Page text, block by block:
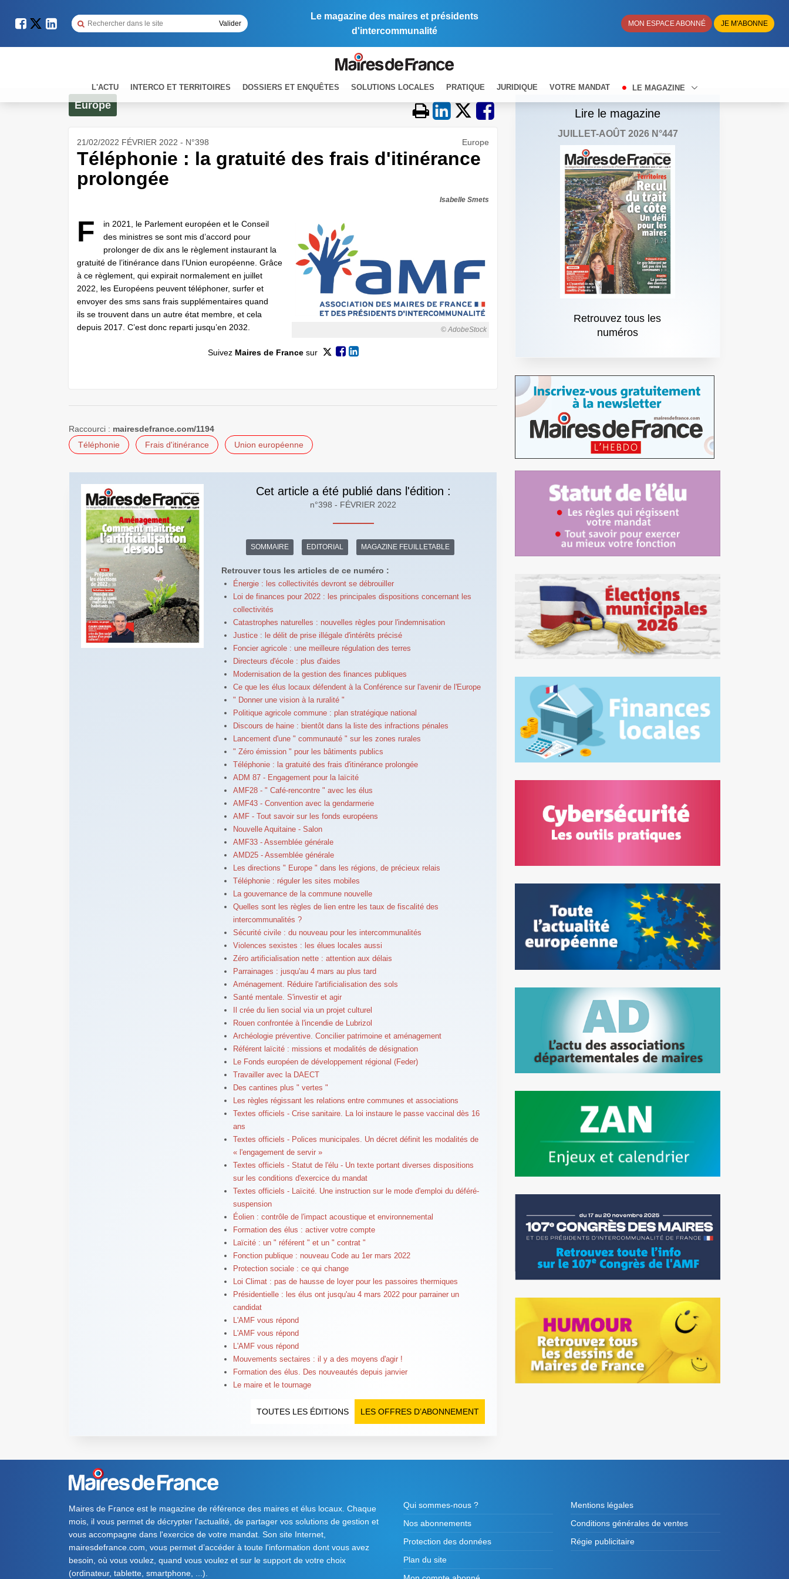
Le magazine des maires et présidents
d'intercommunalité
MON ESPACE ABONNÉ JE M'ABONNE
L'ACTU INTERCO ET TERRITOIRES DOSSIERS ET ENQUÊTES SOLUTIONS LOCALES PRATIQUE JURIDIQUE VOTRE MANDAT LE MAGAZINE
Europe
21/02/2022 FÉVRIER 2022 - N°398 Europe
Téléphonie : la gratuité des frais d'itinérance
prolongée
Isabelle Smets
© AdobeStock
F
in 2021, le Parlement européen et le Conseil
des ministres se sont mis d’accord pour
prolonger de dix ans le règlement instaurant la
gratuité de l’itinérance dans l’Union européenne. Grâce
à ce règlement, qui expirait normalement en juillet
2022, les Européens peuvent téléphoner, surfer et
envoyer des sms sans frais supplémentaires quand
ils se trouvent dans un autre état membre, et cela
depuis 2017. C’est donc reparti jusqu’en 2032.
Suivez Maires de Francesur
Raccourci : mairesdefrance.com/1194
Téléphonie
Frais d'itinérance Union européenne
Cet article a été publié dans l'édition :
n°398 - FÉVRIER 2022
SOMMAIRE EDITORIAL MAGAZINE FEUILLETABLE
Retrouver tous les articles de ce numéro :
Énergie : les collectivités devront se débrouiller
Loi de finances pour 2022 : les principales dispositions concernant les
collectivités
Catastrophes naturelles : nouvelles règles pour l'indemnisation
Justice : le délit de prise illégale d'intérêts précisé
Foncier agricole : une meilleure régulation des terres
Directeurs d'école : plus d'aides
Modernisation de la gestion des finances publiques
Ce que les élus locaux défendent à la Conférence sur l'avenir de l'Europe
" Donner une vision à la ruralité "
Politique agricole commune : plan stratégique national
Discours de haine : bientôt dans la liste des infractions pénales
Lancement d'une " communauté " sur les zones rurales
" Zéro émission " pour les bâtiments publics
Téléphonie : la gratuité des frais d'itinérance prolongée
ADM 87 - Engagement pour la laïcité
AMF28 - " Café-rencontre " avec les élus
AMF43 - Convention avec la gendarmerie
AMF - Tout savoir sur les fonds européens
Nouvelle Aquitaine - Salon
AMF33 - Assemblée générale
AMD25 - Assemblée générale
Les directions " Europe " dans les régions, de précieux relais
Téléphonie : réguler les sites mobiles
La gouvernance de la commune nouvelle
Quelles sont les règles de lien entre les taux de fiscalité des
intercommunalités ?
Sécurité civile : du nouveau pour les intercommunalités
Violences sexistes : les élues locales aussi
Zéro artificialisation nette : attention aux délais
Parrainages : jusqu'au 4 mars au plus tard
Aménagement. Réduire l'artificialisation des sols
Santé mentale. S'investir et agir
Il crée du lien social via un projet culturel
Rouen confrontée à l'incendie de Lubrizol
Archéologie préventive. Concilier patrimoine et aménagement
Référent laïcité : missions et modalités de désignation
Le Fonds européen de développement régional (Feder)
Travailler avec la DAECT
Des cantines plus " vertes "
Les règles régissant les relations entre communes et associations
Textes officiels - Crise sanitaire. La loi instaure le passe vaccinal dès 16
ans
Textes officiels - Polices municipales. Un décret définit les modalités de
« l'engagement de servir »
Textes officiels - Statut de l'élu - Un texte portant diverses dispositions
sur les conditions d'exercice du mandat
Textes officiels - Laïcité. Une instruction sur le mode d'emploi du déféré-
suspension
Éolien : contrôle de l'impact acoustique et environnemental
Formation des élus : activer votre compte
Laïcité : un " référent " et un " contrat "
Fonction publique : nouveau Code au 1er mars 2022
Protection sociale : ce qui change
Loi Climat : pas de hausse de loyer pour les passoires thermiques
Présidentielle : les élus ont jusqu'au 4 mars 2022 pour parrainer un
candidat
L'AMF vous répond
L'AMF vous répond
L'AMF vous répond
Mouvements sectaires : il y a des moyens d'agir !
Formation des élus. Des nouveautés depuis janvier
Le maire et le tournage
LES OFFRES D’ABONNEMENT
TOUTES LES ÉDITIONS
Lire le magazine
JUILLET-AOÛT 2026 N°447
Retrouvez tous les
numéros
Maires de France est le magazine de référence des maires et élus locaux. Chaque
mois, il vous permet de décrypter l'actualité, de partager vos solutions de gestion et
vous accompagne dans l'exercice de votre mandat. Son site Internet,
mairesdefrance.com, vous permet d’accéder à toute l'information dont vous avez
besoin, où vous voulez, quand vous voulez et sur le support de votre choix
(ordinateur, tablette, smartphone, ...).
Qui sommes-nous ?
Nos abonnements
Protection des données
Plan du site
Mentions légales
Conditions générales de ventes
Régie publicitaire